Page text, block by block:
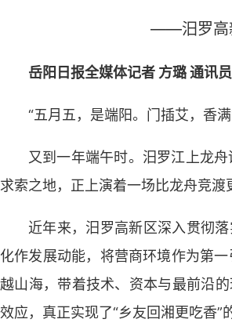
——汨罗高
岳阳日报全媒体记者 方璐 通讯
“五月五，是端阳。门插艾，香
又到一年端午时。汨罗江上龙
求索之地，正上演着一场比龙舟竞渡
近年来，汨罗高新区深入贯彻
化作发展动能，将营商环境作为第
越山海，带着技术、资本与最前沿
效应，真正实现了“乡友回湘更吃香”